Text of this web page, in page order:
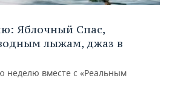
Яблочный Спас,
лыжам, джаз в
неделю вместе с «Реальным